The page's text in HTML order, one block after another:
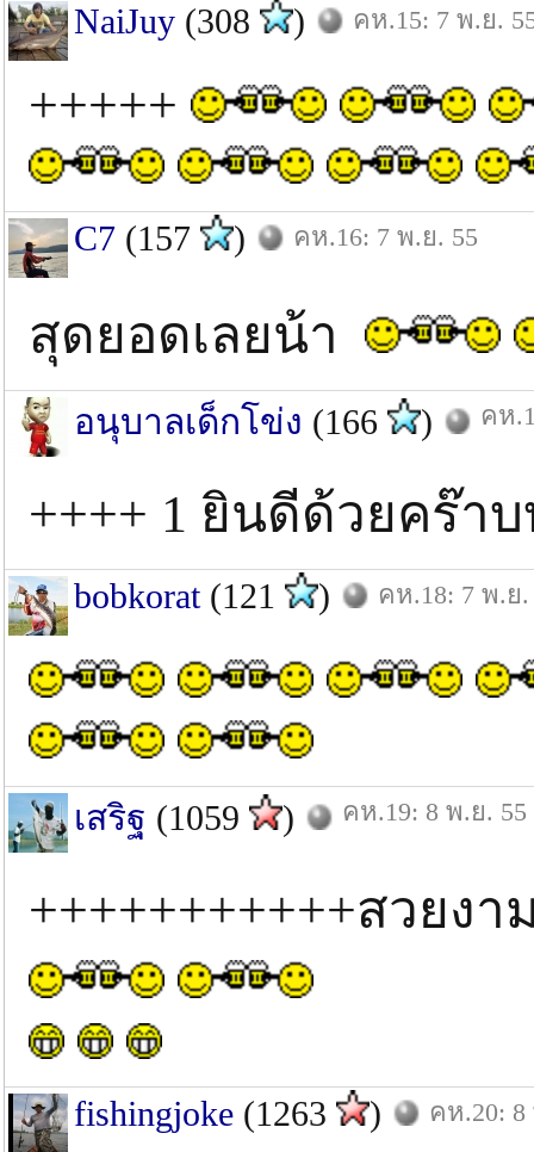
NaiJuy (308 ) คห.15: 7 พ.ย.
+++++
C7 (157 ) คห.16: 7 พ.ย. 55
สุดยอดเลยน้า
อนุบาลเด็กโข่ง (166 ) คห
++++ 1 ยินดีด้วยคร๊
bobkorat(121 ) คห.18: 7 พ.ย.
เสริฐ (1059 ) คห.19: 8 พ.ย. 55
+++++++++++สวยง
fishingjoke (1263 ) คห.20: 8